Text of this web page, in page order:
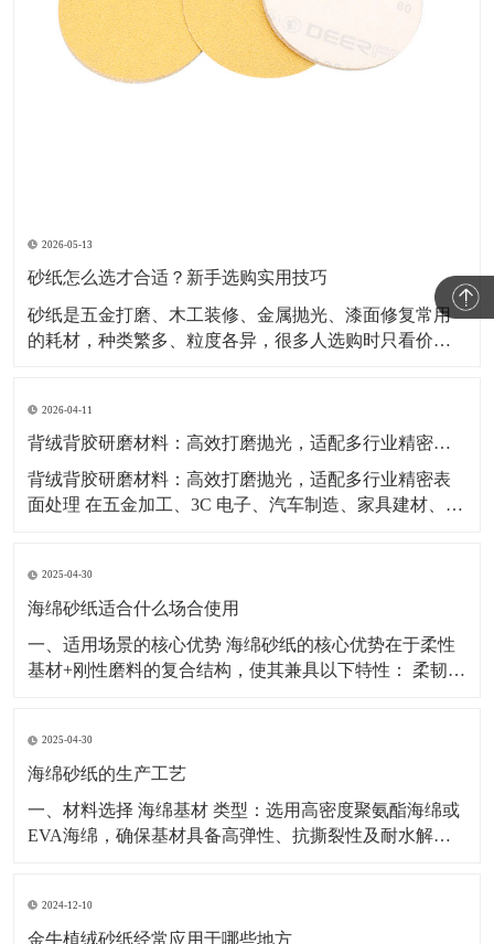
2026-05-13
砂纸怎么选才合适？新手选购实用技巧
砂纸是五金打磨、木工装修、金属抛光、漆面修复常用
的耗材，种类繁多、粒度各异，很多人选购时只看价
的砂纸。 选砂纸首先看粒度目数，目数越低颗粒越粗，
适合粗磨、除锈、去毛刺；目数越
2026-04-11
背绒背胶研磨材料：高效打磨抛光，适配多行业精密表面处理
背绒背胶研磨材料：高效打磨抛光，适配多行业精密表
面处理 在五金加工、3C 电子、汽车制造、家具建材、塑
便捷、切削稳定、适配性强等特点，成为工业表面处理
的常用耗材。 背绒砂纸采用植绒工艺，搭配气动打
2025-04-30
海绵砂纸适合什么场合使用
一、适用场景的核心优势 海绵砂纸的核心优势在于柔性
基材+刚性磨料的复合结构，使其兼具以下特性： 柔韧贴
力，避免传统砂纸因局部压力集中导致的工件损伤； 多
孔排屑性：三维网状结构可快速排出磨屑，防止砂纸
2025-04-30
海绵砂纸的生产工艺
一、材料选择 海绵基材 类型：选用高密度聚氨酯海绵或
EVA海绵，确保基材具备高弹性、抗撕裂性及耐水解
清洗去除表面油污，并通过热压定型消除内部应力，避
免后续加工变形。 磨料 种类：常用氧化铝
2024-12-10
金牛植绒砂纸经常应用于哪些地方